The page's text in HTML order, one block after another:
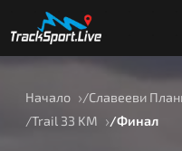
Начало Славееви
Trail 33 KM
Финал